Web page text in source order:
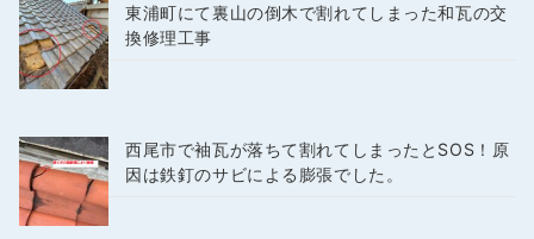
東浦町にて裏山の倒木で割れてしまった和瓦の交
換修理工事
西尾市で袖瓦が落ちて割れてしまったとSOS！原
因は鉄釘のサビによる膨張でした。